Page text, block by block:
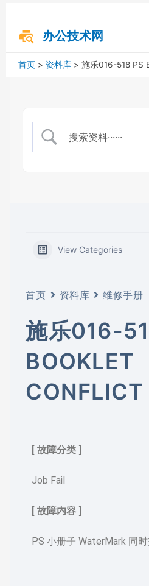
办公技术网
首页 资料库 施乐016-518 PS
View Categories
首页 资料库 维修手册
施乐016-
BOOKLET
[ 故障分类 ]
Job Fail
[ 故障内容 ]
PS 小册子 WaterMark 同